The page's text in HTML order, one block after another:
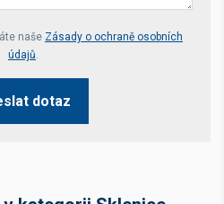
naše Zásady o ochraně osobních
údajů.
dotaz